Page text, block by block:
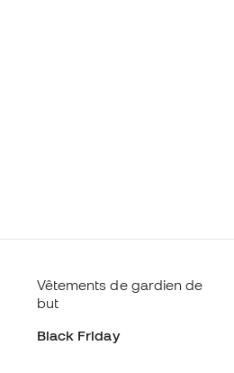
Vêtements de gardien de
but
Black Friday